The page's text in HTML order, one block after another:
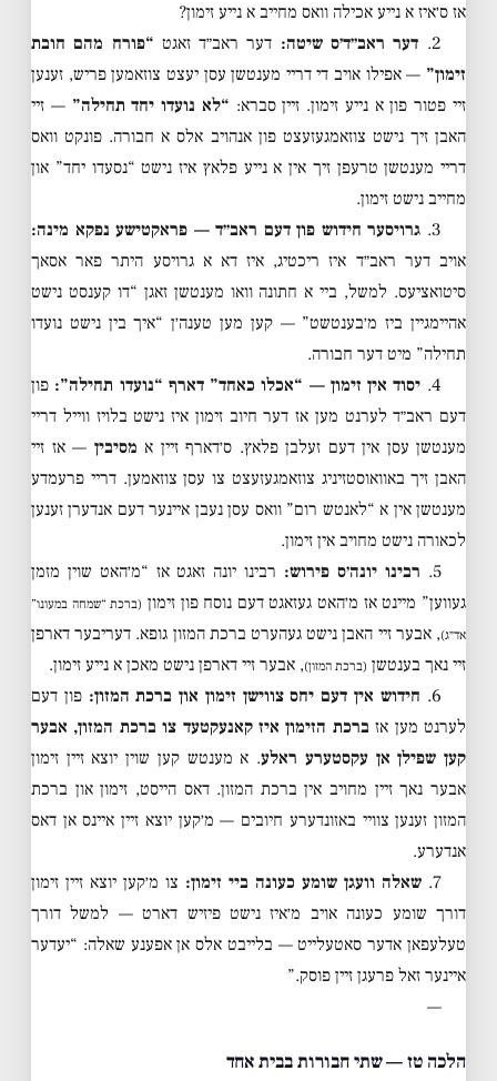
אז ס׳איז א נייע אכילה וואס מחייב א נייע זימון?
2. דער ראב״ד׳ס שיטה: דער ראב״ד זאגט “פורח מהם חובת
זימון” — אפילו אויב די דריי מענטשן עסן יעצט צוזאמען פריש, זענען
זיי פטור פון א נייע זימון. זיין סברא: “לא נועדו יחד תחילה” — זיי
האבן זיך נישט צוזאמגעזעצט פון אנהויב אלס א חבורה. פונקט וואס
דריי מענטשן טרעפן זיך אין א נייע פלאץ איז נישט “נסעדו יחד” און
מחייב נישט זימון.
3. גרויסער חידוש פון דעם ראב״ד — פראקטישע נפקא מינה:
אויב דער ראב״ד איז ריכטיג, איז דא א גרויסע היתר פאר אסאך
סיטואציעס. למשל, ביי א חתונה וואו מענטשן זאגן “דו קענסט נישט
אהיימגיין ביז מ׳בענטשט” — קען מען טענה׳ן “איך בין נישט נועדו
תחילה” מיט דער חבורה.
4. יסוד אין זימון — “אכלו כאחד” דארף “נועדו תחילה”: פון
דעם ראב״ד לערנט מען אז דער חיוב זימון איז נישט בלויז ווייל דריי
מענטשן עסן אין דעם זעלבן פלאץ. ס׳דארף זיין א מסיבין — אז זיי
האבן זיך באוואוסטזיניג צוזאמגעזעצט צו עסן צוזאמען. דריי פרעמדע
מענטשן אין א “לאנטש רום” וואס עסן נעבן איינער דעם אנדערן זענען
לכאורה נישט מחויב אין זימון.
5. רבינו יונה׳ס פירוש: רבינו יונה זאגט אז “מ׳האט שוין מזמן
געווען” מיינט אז מ׳האט געזאגט דעם נוסח פון זימון (ברכת “שמחה במעונו”
אד״ג), אבער זיי האבן נישט געהערט ברכת המזון גופא. דעריבער דארפן
זיי נאך בענטשן (ברכת המזון), אבער זיי דארפן נישט מאכן א נייע זימון.
6. חידוש אין דעם יחס צווישן זימון און ברכת המזון: פון דעם
לערנט מען אזברכת הזימון איז קאנעקטעד צו ברכת המזון, אבער
קען שפילן אן עקסטערע ראלע. א מענטש קען שוין יוצא זיין זימון
אבער נאך זיין מחויב אין ברכת המזון. דאס הייסט, זימון און ברכת
המזון זענען צוויי באזונדערע חיובים — מ׳קען יוצא זיין איינס אן דאס
אנדערע.
7. שאלה וועגן שומע כעונה ביי זימון: צו מ׳קען יוצא זיין זימון
דורך שומע כעונה אויב מ׳איז נישט פיזיש דארט — למשל דורך
טעלעפאן אדער סאטעלייט — בלייבט אלס אן אפענע שאלה: “יעדער
איינער זאל פרעגן זיין פוסק.”
—
הלכה טז — שתי חבורות בבית אחד